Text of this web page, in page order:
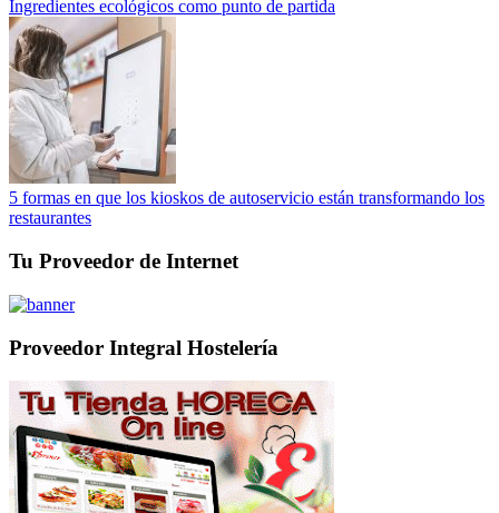
Ingredientes ecológicos como punto de partida
5 formas en que los kioskos de autoservicio están transformando los
restaurantes
Tu Proveedor de Internet
Proveedor Integral Hostelería